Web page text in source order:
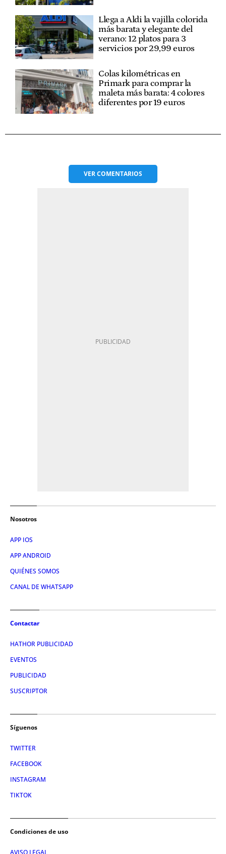
Llega a Aldi la vajilla colorida
más barata y elegante del
verano: 12 platos para 3
servicios por 29,99 euros
Colas kilométricas en
Primark para comprar la
maleta más barata: 4 colores
diferentes por 19 euros
VERCOMENTARIOS
Nosotros
APP IOS
APP ANDROID
QUIÉNES SOMOS
CANAL DE WHATSAPP
Contactar
HATHOR PUBLICIDAD
EVENTOS
PUBLICIDAD
SUSCRIPTOR
Síguenos
TWITTER
FACEBOOK
INSTAGRAM
TIKTOK
Condiciones de uso
AVISO LEGAL